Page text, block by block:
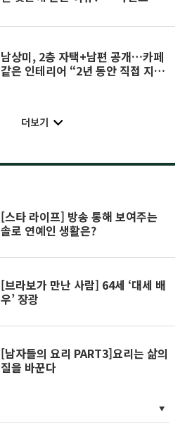
남상미, 2층 자택+남편 공개…카페
같은 인테리어 “2년 동안 직접 지었
더보기
[스타 라이프] 방송 통해 보여주는
솔로 연예인 생활은?
[브라보가 만난 사람] 64세 ‘대세 배
우’ 장광
[남자들의 요리 PART3]요리는 삶의
질을 바꾼다